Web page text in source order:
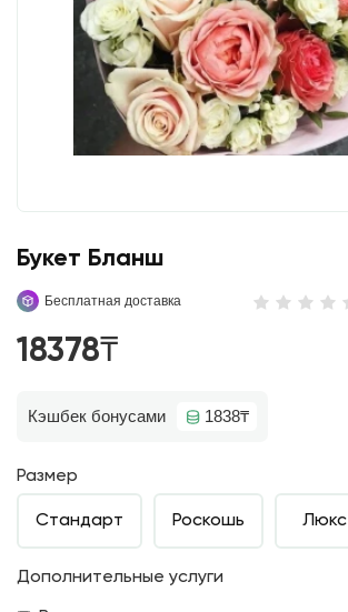
Букет Бланш
Бесплатная доставка
18378₸
Кэшбек бонусами 1838₸
Размер
Стандарт Роскошь Люкс
Дополнительные услуги